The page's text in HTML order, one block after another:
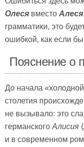
Олеся вместо Алеся
грамматики, это
ошибкой, как если
Пояснение о
До начала
столетия
не вызывало: это
германского Алисия (
и в современном